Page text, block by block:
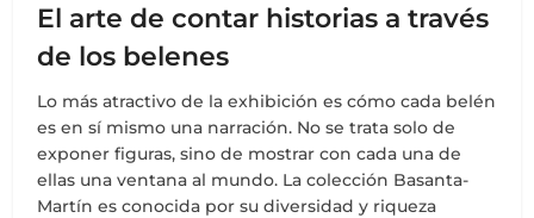
El arte de contar historias a través
de los belenes
Lo más atractivo de la exhibición es cómo cada belén
es en sí mismo una narración. No se trata solo de
exponer figuras, sino de mostrar con cada una de
ellas una ventana al mundo. La colección Basanta-
Martín es conocida por su diversidad y riqueza